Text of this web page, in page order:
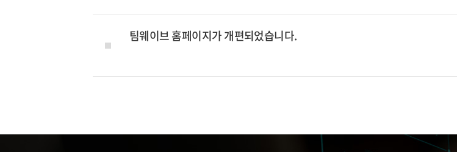
팀웨이브 홈페이지가 개편되었습니다.